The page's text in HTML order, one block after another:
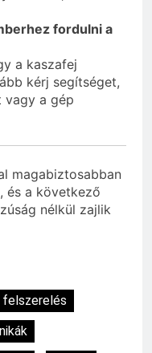
fordulni a
a kaszafej
kérj segítséget,
vagy a gép
magabiztosabban
és a következő
nélkül zajlik
felszerelés